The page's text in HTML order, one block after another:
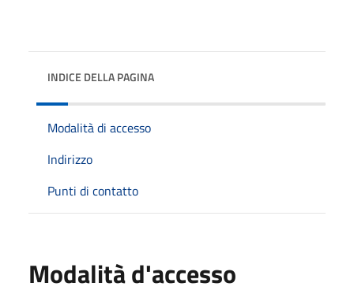
INDICE DELLA PAGINA
Modalità di accesso
Indirizzo
Punti di contatto
Modalità d'accesso